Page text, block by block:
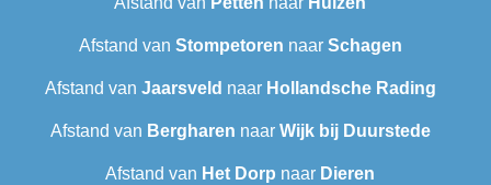
Afstand van Stompetoren naar Schagen
Afstand van Jaarsveld naar Hollandsche Rading
Afstand van Bergharen naar Wijk bij Duurstede
Afstand van Het Dorp naar Dieren